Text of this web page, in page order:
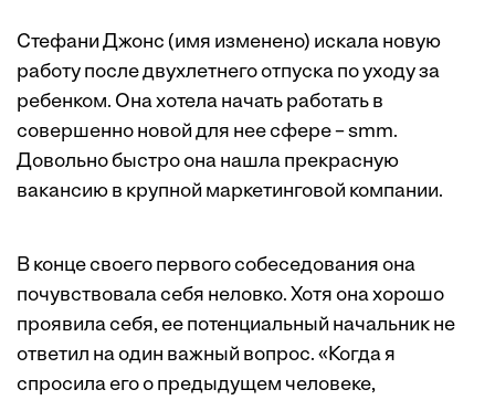
Стефани Джонс (имя изменено) искала новую
работу после двухлетнего отпуска по уходу за
ребенком. Она хотела начать работать в
совершенно новой для нее сфере – smm.
Довольно быстро она нашла прекрасную
вакансию в крупной маркетинговой компании.
В конце своего первого собеседования она
почувствовала себя неловко. Хотя она хорошо
проявила себя, ее потенциальный начальник не
ответил на один важный вопрос. «Когда я
спросила его о предыдущем человеке,